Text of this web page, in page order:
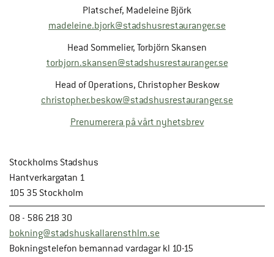
Platschef, Madeleine Björk
madeleine.bjork@stadshusrestauranger.se
Head Sommelier, Torbjörn Skansen
torbjorn.skansen@stadshusrestauranger.se
Head of Operations, Christopher Beskow
christopher.beskow@stadshusrestauranger.se
Prenumerera på vårt nyhetsbrev
Stockholms Stadshus
Hantverkargatan 1
105 35 Stockholm
08 - 586 218 30
bokning@stadshuskallarensthlm.se
Bokningstelefon bemannad vardagar kl 10-15